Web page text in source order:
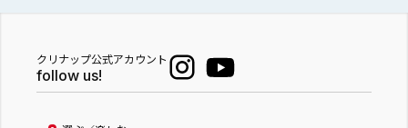
クリナップ公式アカウント
follow us!